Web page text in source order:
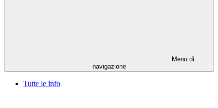
Menu di
navigazione
Tutte le info